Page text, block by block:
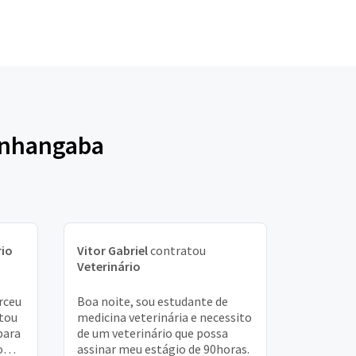
Vitor Gabrielcontratou
Veterinário
Boa noite, sou estudante de
medicina veterinária e necessito
de um veterinário que possa
assinar meu estágio de 90horas.